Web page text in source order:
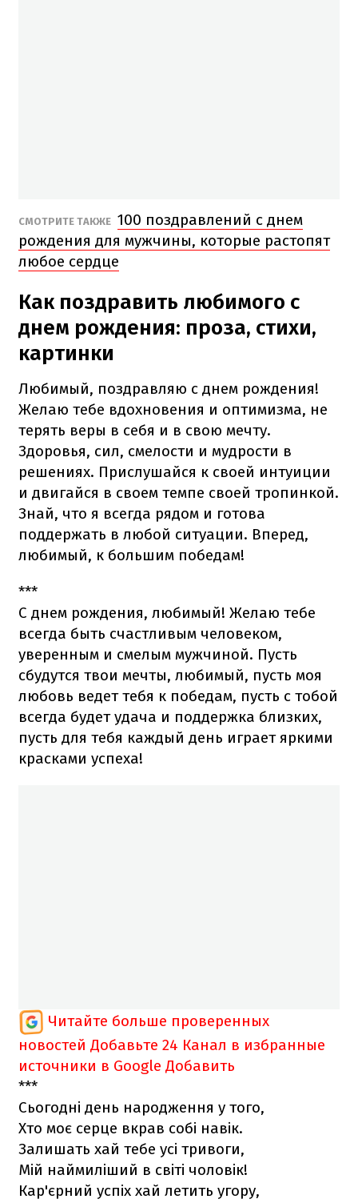
СМОТРИТЕ ТАКЖЕ 100 поздравлений с днем
рождения для мужчины, которые растопят
любое сердце
Как поздравить любимого с
днем рождения: проза, стихи,
картинки
Любимый, поздравляю с днем рождения!
Желаю тебе вдохновения и оптимизма, не
терять веры в себя и в свою мечту.
Здоровья, сил, смелости и мудрости в
решениях. Прислушайся к своей интуиции
и двигайся в своем темпе своей тропинкой.
Знай, что я всегда рядом и готова
поддержать в любой ситуации. Вперед,
любимый, к большим победам!
***
С днем рождения, любимый! Желаю тебе
всегда быть счастливым человеком,
уверенным и смелым мужчиной. Пусть
сбудутся твои мечты, любимый, пусть моя
любовь ведет тебя к победам, пусть с тобой
всегда будет удача и поддержка близких,
пусть для тебя каждый день играет яркими
красками успеха!
Читайте больше проверенных
новостей Добавьте 24 Канал в избранные
источники в Google Добавить
***
Сьогодні день народження у того,
Хто моє серце вкрав собі навік.
Залишать хай тебе усі тривоги,
Мій наймиліший в світі чоловік!
Кар'єрний успіх хай летить угору,